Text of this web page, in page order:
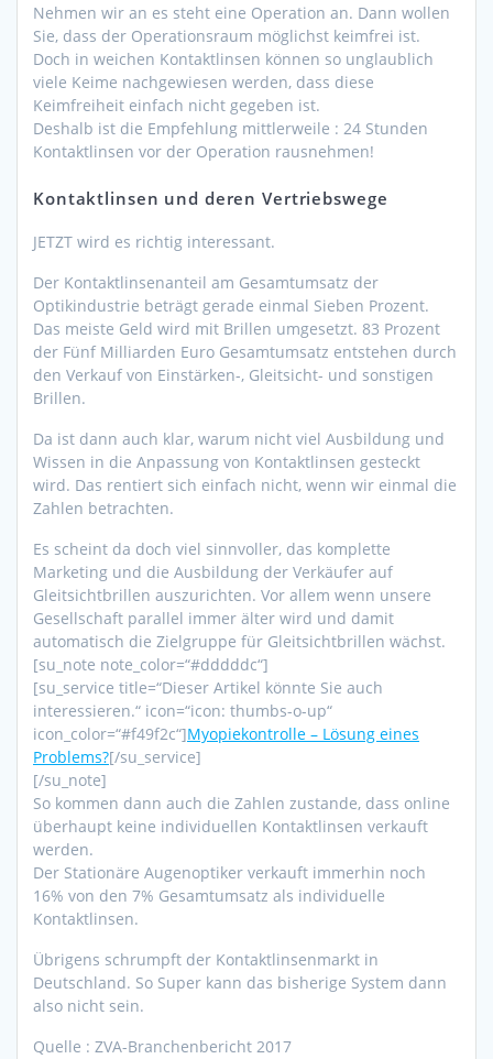
Nehmen wir an es steht eine Operation an. Dann wollen
Sie, dass der Operationsraum möglichst keimfrei ist.
Doch in weichen Kontaktlinsen können so unglaublich
viele Keime nachgewiesen werden, dass diese
Keimfreiheit einfach nicht gegeben ist.
Deshalb ist die Empfehlung mittlerweile : 24 Stunden
Kontaktlinsen vor der Operation rausnehmen!
Kontaktlinsen und deren Vertriebswege
JETZT wird es richtig interessant.
Der Kontaktlinsenanteil am Gesamtumsatz der
Optikindustrie beträgt gerade einmal Sieben Prozent.
Das meiste Geld wird mit Brillen umgesetzt. 83 Prozent
der Fünf Milliarden Euro Gesamtumsatz entstehen durch
den Verkauf von Einstärken-, Gleitsicht- und sonstigen
Brillen.
Da ist dann auch klar, warum nicht viel Ausbildung und
Wissen in die Anpassung von Kontaktlinsen gesteckt
wird. Das rentiert sich einfach nicht, wenn wir einmal die
Zahlen betrachten.
Es scheint da doch viel sinnvoller, das komplette
Marketing und die Ausbildung der Verkäufer auf
Gleitsichtbrillen auszurichten. Vor allem wenn unsere
Gesellschaft parallel immer älter wird und damit
automatisch die Zielgruppe für Gleitsichtbrillen wächst.
[su_note note_color=“#dddddc“]
[su_service title=“Dieser Artikel könnte Sie auch
interessieren.“ icon=“icon: thumbs-o-up“
icon_color=“#f49f2c“]Myopiekontrolle – Lösung eines
Problems?[/su_service]
[/su_note]
So kommen dann auch die Zahlen zustande, dass online
überhaupt keine individuellen Kontaktlinsen verkauft
werden.
Der Stationäre Augenoptiker verkauft immerhin noch
16% von den 7% Gesamtumsatz als individuelle
Kontaktlinsen.
Übrigens schrumpft der Kontaktlinsenmarkt in
Deutschland. So Super kann das bisherige System dann
also nicht sein.
Quelle : ZVA-Branchenbericht 2017